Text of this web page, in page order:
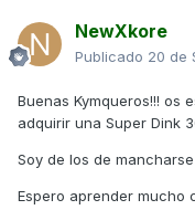
NewXkore
Publicado 20 de
Buenas Kymqueros!!! os
adquirir una Super Dink
Soy de los de
Espero aprender mucho